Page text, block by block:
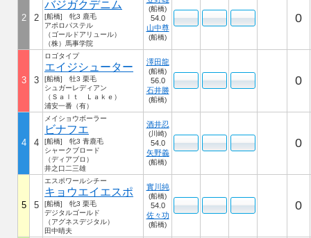
2 2
バジガクデニム
[船橋] 牝3 鹿毛
アポロパステル
（ゴールドアリュール）
（株）馬事学院
(船橋)
54.0
山中尊
(船橋)
0
3 3
ロゴタイプ
エイジシューター
[船橋] 牡3 栗毛
シュガーレディアン
（Ｓａｌｔ Ｌａｋｅ）
浦安一番（有）
澤田龍
(船橋)
56.0
石井勝
(船橋)
0
4 4
メイショウボーラー
ビナフエ
[船橋] 牝3 青鹿毛
シャークブロード
（ディアブロ）
井之口二三雄
酒井忍
(川崎)
54.0
矢野義
(船橋)
0
5 5
エスポワールシチー
キョウエイエスポ
[船橋] 牝3 栗毛
デジタルゴールド
（アグネスデジタル）
田中晴夫
實川純
(船橋)
54.0
佐々功
(船橋)
0